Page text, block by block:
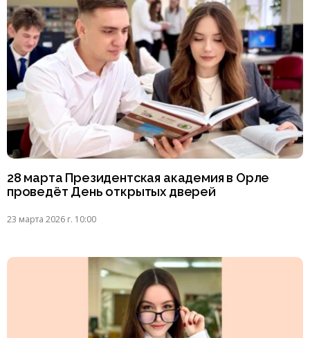
28 марта Президентская академия в Орле
проведёт День открытых дверей
23 марта 2026 г. 10:00